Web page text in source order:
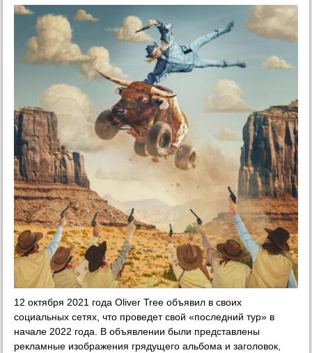
12 октября 2021 года Oliver Tree объявил в своих
социальных сетях, что проведет свой «последний тур» в
начале 2022 года. В объявлении были представлены
рекламные изображения грядущего альбома и заголовок,